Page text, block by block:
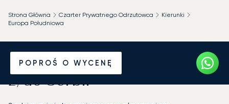
POPROŚ O WYCENĘ
Strona Główna Czarter Prywatnego Odrzutowca
Kierunki
Europa Południowa
Wynajmij jet prywatny
z/do Serbii